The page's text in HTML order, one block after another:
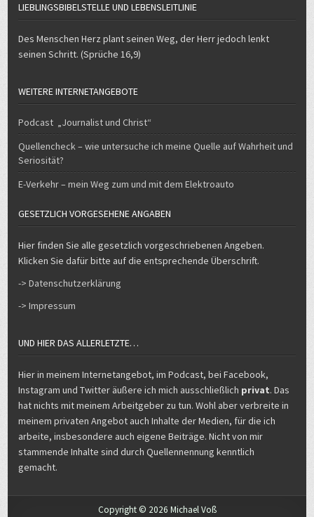
LIEBLINGSBIBELSTELLE UND LEBENSLEITLINIE
Des Menschen Herz plant seinen Weg, der Herr jedoch lenkt
seinen Schritt. (Sprüche 16,9)
WEITERE INTERNETANGEBOTE
Podcast „Journalist und Christ“
Quellencheck – wie untersuche ich meine Quelle auf Wahrheit und
Seriosität?
E-Verkehr – mein Weg zum und mit dem Elektroauto
GESETZLICH VORGESEHENE ANGABEN
Hier finden Sie alle gesetzlich vorgeschriebenen Angeben.
Klicken Sie dafür bitte auf die entsprechende Überschrift.
-> Datenschutzerklärung
-> Impressum
UND HIER DAS ALLERLETZTE…
Hier in meinem Internetangebot, im Podcast, bei Facebook,
Instagram und Twitter äußere ich mich ausschließlich privat. Das
hat nichts mit meinem Arbeitgeber zu tun. Wohl aber verbreite in
meinem privaten Angebot auch Inhalte der Medien, für die ich
arbeite, insbesondere auch eigene Beiträge. Nicht von mir
stammende Inhalte sind durch Quellennennung kenntlich
gemacht.
Copyright © 2026 Michael Voß